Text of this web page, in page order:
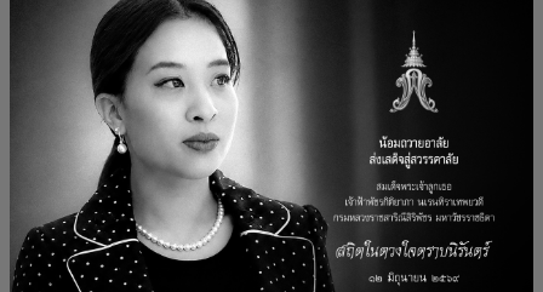
ตลอดเวลากว่า 5 ทศวรรษ นำวิวัฒน์ได้มุ่งมั่นขับเคลื่อนธุรกิจ
ภายใต้การวางแนวทางกลยุทธ์ที่พร้อมพัฒนานวัตกรรม
ทางการแพทย์ให้รองรับความต้องการทุกยุคทุกสมัย ตาม
การเปลี่ยนแปลงอย่างก้าวกระโดดของโลก พร้อมสร้างการ
เติบโตให้กับธุรกิจได้อย่างต่อเนื่องและยั่งยืน โดยความสำเร็จที่